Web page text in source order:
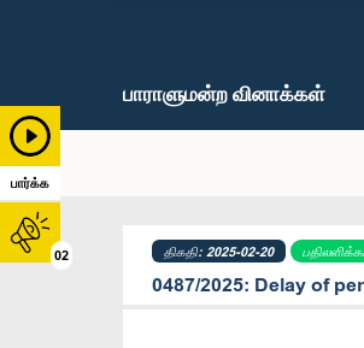
பார்க்க
02
பாராளுமன்ற வினாக்கள்
திகதி: 2025-02-20
0487/2025: Delay of